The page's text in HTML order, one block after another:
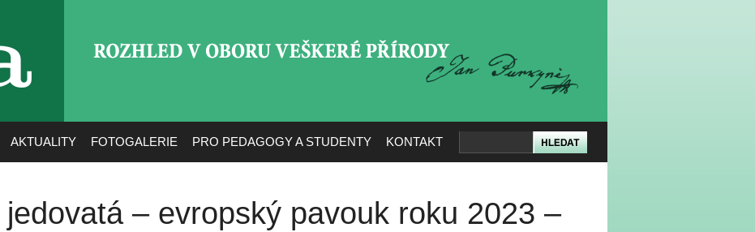
AKTUALITY FOTOGALERIE PRO PEDAGOGY A STUDENTY KONTAKT
– evropský pavouk roku 2023 –